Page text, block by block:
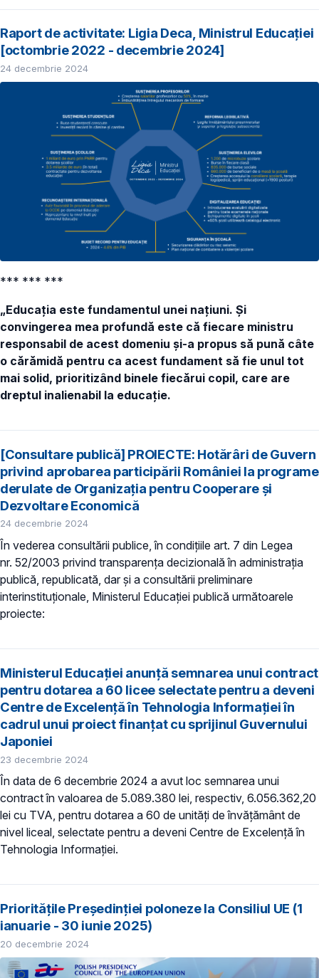
Raport de activitate: Ligia Deca, Ministrul Educației
[octombrie 2022 - decembrie 2024]
24 decembrie 2024
*** *** ***
„Educația este fundamentul unei națiuni. Și
convingerea mea profundă este că fiecare ministru
responsabil de acest domeniu și-a propus să pună câte
o cărămidă pentru ca acest fundament să fie unul tot
mai solid, prioritizând binele fiecărui copil, care are
dreptul inalienabil la educație.
[Consultare publică] PROIECTE: Hotărâri de Guvern
privind aprobarea participării României la programe
derulate de Organizația pentru Cooperare și
Dezvoltare Economică
24 decembrie 2024
În vederea consultării publice, în condiţiile art. 7 din Legea
nr. 52/2003 privind transparenţa decizională în administraţia
publică, republicată, dar și a consultării preliminare
interinstituționale, Ministerul Educaţiei publică următoarele
proiecte:
Ministerul Educației anunță semnarea unui contract
pentru dotarea a 60 licee selectate pentru a deveni
Centre de Excelență în Tehnologia Informației în
cadrul unui proiect finanțat cu sprijinul Guvernului
Japoniei
23 decembrie 2024
În data de 6 decembrie 2024 a avut loc semnarea unui
contract în valoarea de 5.089.380 lei, respectiv, 6.056.362,20
lei cu TVA, pentru dotarea a 60 de unități de învățământ de
nivel liceal, selectate pentru a deveni Centre de Excelență în
Tehnologia Informației.
Prioritățile Președinției poloneze la Consiliul UE (1
ianuarie - 30 iunie 2025)
20 decembrie 2024